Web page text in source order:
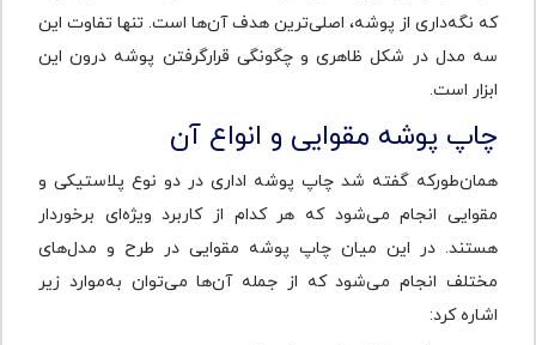
که نگه‌داری از پوشه، اصلی‌ترین هدف آن‌ها است. تنها تفاوت این
سه مدل در شکل ظاهری و چگونگی قرارگرفتن پوشه درون این
ابزار است.
چاپ پوشه مقوایی و انواع آن
همان‌طور‌که گفته شد چاپ پوشه اداری در دو نوع پلاستیکی و
مقوایی انجام می‌شود که هر کدام از کاربرد ویژه‌ای برخوردار
هستند. در این میان چاپ پوشه مقوایی در طرح و مدل‌های
مختلف انجام می‌شود که از جمله آن‌ها می‌توان به‌موارد زیر
اشاره کرد: